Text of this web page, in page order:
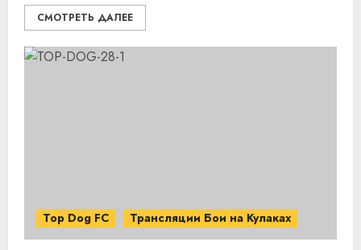
СМОТРЕТЬ ДАЛЕЕ
Top Dog FC Трансляции Бои на Кулаках